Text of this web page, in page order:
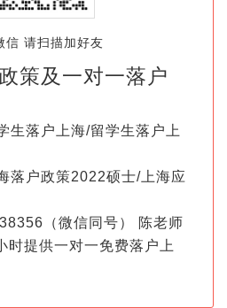
信 请扫描加好友
策及一对一落户
生落户上海/留学生落户上
落户政策2022硕士/上海应
（微信同号） 陈老师
时提供一对一免费落户上